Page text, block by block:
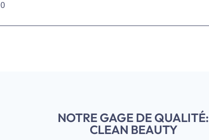
0 avis avec 2 étoiles.
0
NOTRE GAGE DE QUALITÉ:
CLEAN BEAUTY